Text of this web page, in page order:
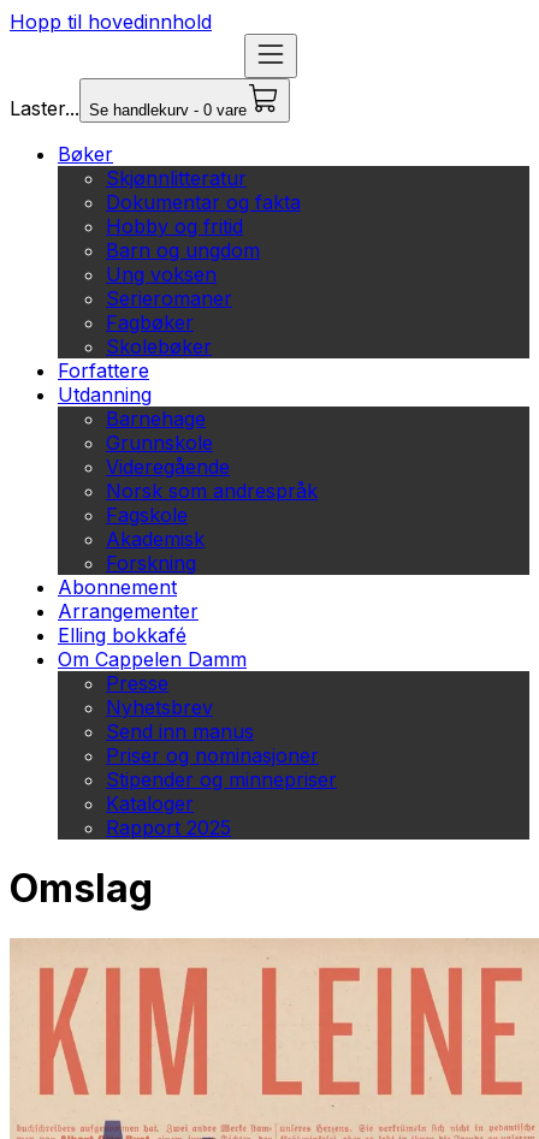
Hopp til hovedinnhold
Laster... Se handlekurv - 0 vare
Bøker
Skjønnlitteratur
Dokumentar og fakta
Hobby og fritid
Barn og ungdom
Ung voksen
Serieromaner
Fagbøker
Skolebøker
Forfattere
Utdanning
Barnehage
Grunnskole
Videregående
Norsk som andrespråk
Fagskole
Akademisk
Forskning
Abonnement
Arrangementer
Elling bokkafé
Om Cappelen Damm
Presse
Nyhetsbrev
Send inn manus
Priser og nominasjoner
Stipender og minnepriser
Kataloger
Rapport 2025
Omslag